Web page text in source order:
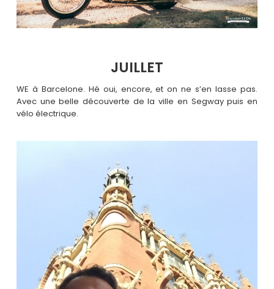
JUILLET
WE à Barcelone. Hé oui, encore, et on ne s’en lasse pas.
Avec une belle découverte de la ville en Segway puis en
vélo électrique.